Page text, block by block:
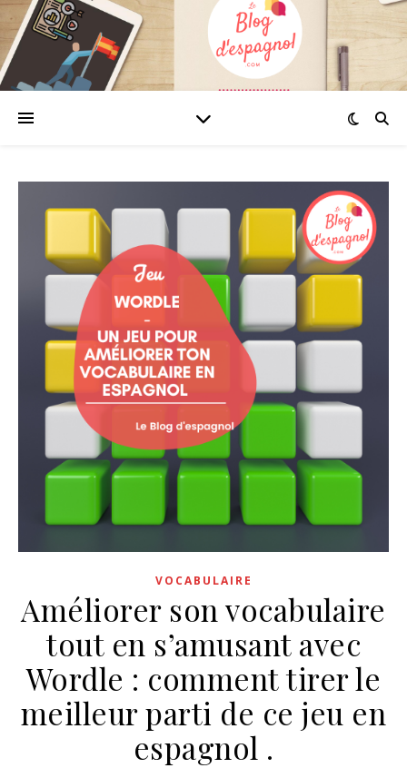
VOCABULAIRE
Améliorer son vocabulaire
tout en s’amusant avec
Wordle : comment tirer le
meilleur parti de ce jeu en
espagnol .